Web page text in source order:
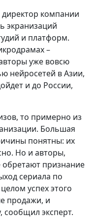
компании
экранизаций
и платформ.
–
уже вовсю
нейросетей в Азии,
и до России,
то примерно из
Большая
понятны: их
Но и авторы,
признание
сериала по
успех этого
продажи, и
сообщил эксперт.